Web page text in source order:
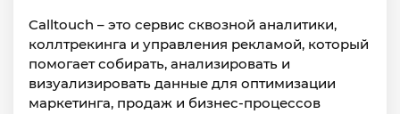
Calltouch – это сервис сквозной аналитики,
коллтрекинга и управления рекламой, который
помогает собирать, анализировать и
визуализировать данные для оптимизации
маркетинга, продаж и бизнес-процессов